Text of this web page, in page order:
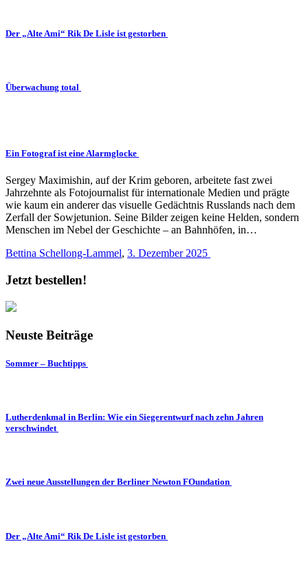
Der „Alte Ami“ Rik De Lisle ist gestorben
Überwachung total
Ein Fotograf ist eine Alarmglocke
Sergey Maximishin, auf der Krim geboren, arbeitete fast zwei
Jahrzehnte als Fotojournalist für internationale Medien und prägte
wie kaum ein anderer das visuelle Gedächtnis Russlands nach dem
Zerfall der Sowjetunion. Seine Bilder zeigen keine Helden, sondern
Menschen im Nebel der Geschichte – an Bahnhöfen, in…
Bettina Schellong-Lammel, 3. Dezember 2025
Jetzt bestellen!
Neuste Beiträge
Sommer – Buchtipps
Lutherdenkmal in Berlin: Wie ein Siegerentwurf nach zehn Jahren
verschwindet
Zwei neue Ausstellungen der Berliner Newton FOundation
Der „Alte Ami“ Rik De Lisle ist gestorben